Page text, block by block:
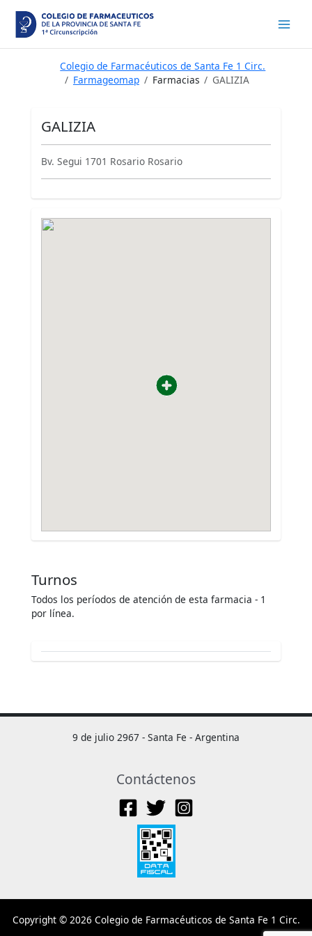
contenido
Colegio de Farmacéuticos de Santa Fe 1 Circ.
Farmageomap
Farmacias GALIZIA
GALIZIA
Bv. Segui 1701 Rosario Rosario
Turnos
Todos los períodos de atención de esta farmacia - 1
por línea.
9 de julio 2967 - Santa Fe - Argentina
Contáctenos
Copyright © 2026 Colegio de Farmacéuticos de Santa Fe 1 Circ.